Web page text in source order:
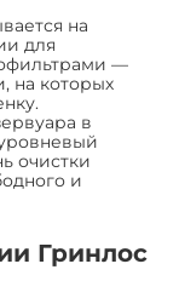
на
для
—
на которых
в
очистки
и
Гринлос